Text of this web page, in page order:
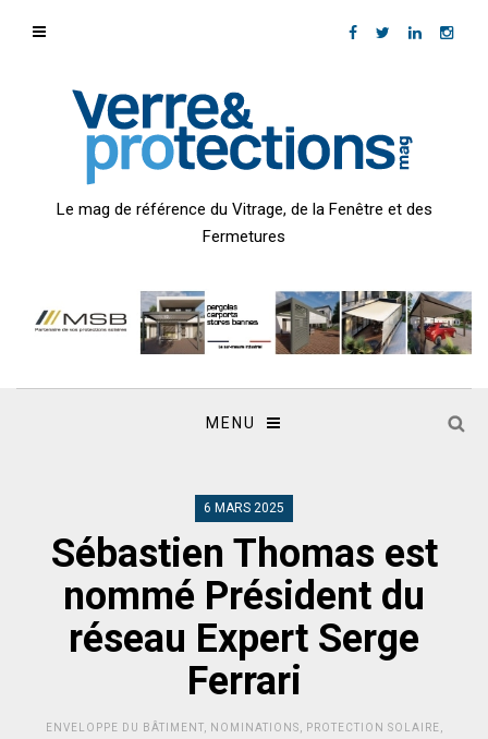
Le mag de référence du Vitrage, de la Fenêtre et des
Fermetures
MENU
6 MARS 2025
Sébastien Thomas est
nommé Président du
réseau Expert Serge
Ferrari
ENVELOPPE DU BÂTIMENT, NOMINATIONS PROTECTION SOLAIRE